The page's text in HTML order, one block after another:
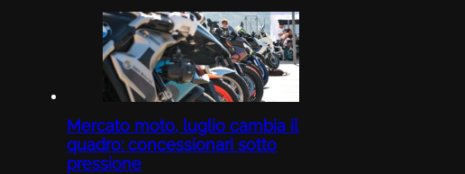
Mercato moto, luglio cambia il
quadro: concessionari sotto
pressione